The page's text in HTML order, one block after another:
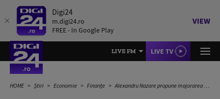
Digi24
m.digi24.ro
FREE - In Google Play
VIEW
LIVE FM LIVE TV
HOME Știri Economie Finanțe Alexandru Nazare propune majorarea capitalului social minim pentru SRL-uri. Măsura vizează combaterea firmelor-fantomă